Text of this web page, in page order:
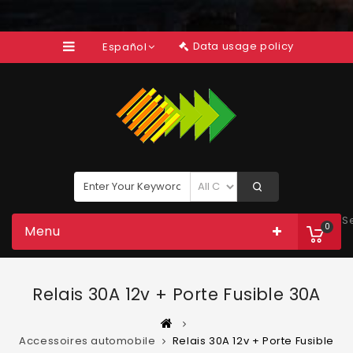
Español Data usage policy
0
Menu
Relais 30A 12v + Porte Fusible 30A
Accessoires automobile
Relais 30A 12v + Porte Fusible